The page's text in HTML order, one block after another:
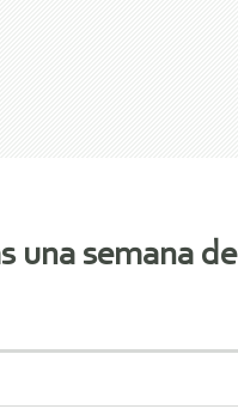
una semana de